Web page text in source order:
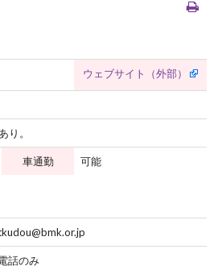
ウェブサイト（外部）
り。
車通勤 可能
話のみ